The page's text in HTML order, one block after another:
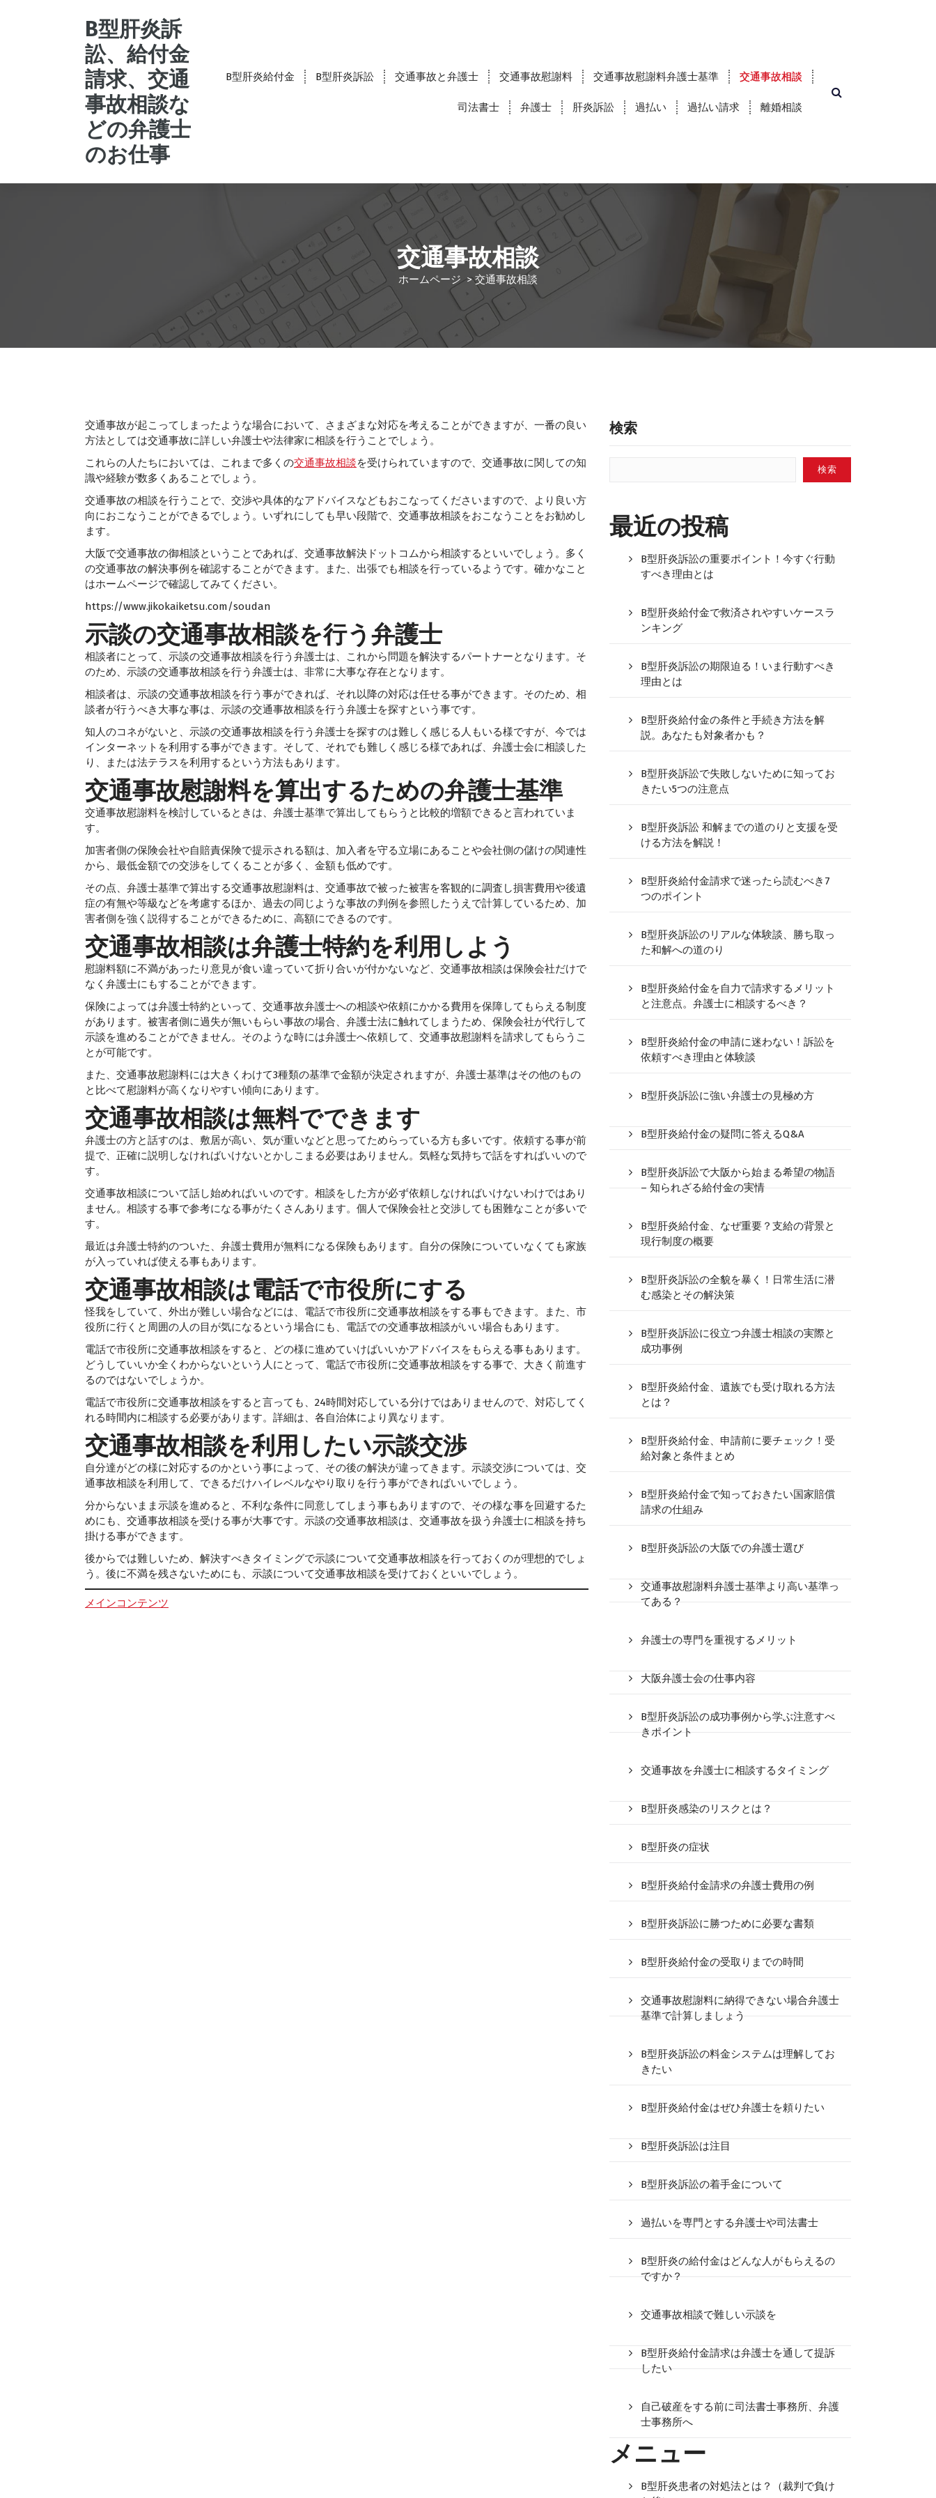
B型肝炎訴
訟、給付金
請求、交通
事故相談な
どの弁護士
のお仕事
B型肝炎給付金 B型肝炎訴訟 交通事故と弁護士 交通事故慰謝料 交通事故慰謝料弁護士基準 交通事故相談
司法書士 弁護士 肝炎訴訟 過払い 過払い請求 離婚相談
交通事故相談
ホームページ>交通事故相談
交通事故が起こってしまったような場合において、さまざまな対応を考えることができますが、一番の良い
方法としては交通事故に詳しい弁護士や法律家に相談を行うことでしょう。
これらの人たちにおいては、これまで多くの交通事故相談を受けられていますので、交通事故に関しての知
識や経験が数多くあることでしょう。
交通事故の相談を行うことで、交渉や具体的なアドバイスなどもおこなってくださいますので、より良い方
向におこなうことができるでしょう。いずれにしても早い段階で、交通事故相談をおこなうことをお勧めし
ます。
大阪で交通事故の御相談ということであれば、交通事故解決ドットコムから相談するといいでしょう。多く
の交通事故の解決事例を確認することができます。また、出張でも相談を行っているようです。確かなこと
はホームページで確認してみてください。
https://www.jikokaiketsu.com/soudan
示談の交通事故相談を行う弁護士
相談者にとって、示談の交通事故相談を行う弁護士は、これから問題を解決するパートナーとなります。そ
のため、示談の交通事故相談を行う弁護士は、非常に大事な存在となります。
相談者は、示談の交通事故相談を行う事ができれば、それ以降の対応は任せる事ができます。そのため、相
談者が行うべき大事な事は、示談の交通事故相談を行う弁護士を探すという事です。
知人のコネがないと、示談の交通事故相談を行う弁護士を探すのは難しく感じる人もいる様ですが、今では
インターネットを利用する事ができます。そして、それでも難しく感じる様であれば、弁護士会に相談した
り、または法テラスを利用するという方法もあります。
交通事故慰謝料を算出するための弁護士基準
交通事故慰謝料を検討しているときは、弁護士基準で算出してもらうと比較的増額できると言われていま
す。
加害者側の保険会社や自賠責保険で提示される額は、加入者を守る立場にあることや会社側の儲けの関連性
から、最低金額での交渉をしてくることが多く、金額も低めです。
その点、弁護士基準で算出する交通事故慰謝料は、交通事故で被った被害を客観的に調査し損害費用や後遺
症の有無や等級などを考慮するほか、過去の同じような事故の判例を参照したうえで計算しているため、加
害者側を強く説得することができるために、高額にできるのです。
交通事故相談は弁護士特約を利用 しよう
慰謝料額に不満があったり意見が食い違っていて折り合いが付かないなど、交通事故相談は保険会社だけで
なく弁護士にもすることができます。
保険によっては弁護士特約といって、交通事故弁護士への相談や依頼にかかる費用を保障してもらえる制度
があります。被害者側に過失が無いもらい事故の場合、弁護士法に触れてしまうため、保険会社が代行して
示談を進めることができません。そのような時には弁護士へ依頼して、交通事故慰謝料を請求してもらうこ
とが可能です。
また、交通事故慰謝料には大きくわけて3種類の基準で金額が決定されますが、弁護士基準はその他のもの
と比べて慰謝料が高くなりやすい傾向にあります。
交通事故相談は無料でできます
弁護士の方と話すのは、敷居が高い、気が重いなどと思ってためらっている方も多いです。依頼する事が前
提で、正確に説明しなければいけないとかしこまる必要はありません。気軽な気持ちで話をすればいいので
す。
交通事故相談について話し始めればいいのです。相談をした方が必ず依頼しなければいけないわけではあり
ません。相談する事で参考になる事がたくさんあります。個人で保険会社と交渉しても困難なことが多いで
す。
最近は弁護士特約のついた、弁護士費用が無料になる保険もあります。自分の保険についていなくても家族
が入っていれば使える事もあります。
交通事故相談は電話で市役所にする
怪我をしていて、外出が難しい場合などには、電話で市役所に交通事故相談をする事もできます。また、市
役所に行くと周囲の人の目が気になるという場合にも、電話での交通事故相談がいい場合もあります。
電話で市役所に交通事故相談をすると、どの様に進めていけばいいかアドバイスをもらえる事もあります。
どうしていいか全くわからないという人にとって、電話で市役所に交通事故相談をする事で、大きく前進す
るのではないでしょうか。
電話で市役所に交通事故相談をすると言っても、24時間対応している分けではありませんので、対応してく
れる時間内に相談する必要があります。詳細は、各自治体により異なります。
交通事故相談を利用したい示談交渉
自分達がどの様に対応するのかという事によって、その後の解決が違ってきます。示談交渉については、交
通事故相談を利用して、できるだけハイレベルなやり取りを行う事ができればいいでしょう。
分からないまま示談を進めると、不利な条件に同意してしまう事もありますので、その様な事を回避するた
めにも、交通事故相談を受ける事が大事です。示談の交通事故相談は、交通事故を扱う弁護士に相談を持ち
掛ける事ができます。
後からでは難しいため、解決すべきタイミングで示談について交通事故相談を行っておくのが理想的でしょ
う。後に不満を残さないためにも、示談について交通事故相談を受けておくといいでしょう。
メインコンテンツ
検索
検索
最近の投稿
B型肝炎訴訟の重要ポイント！今すぐ行動
すべき理由とは
B型肝炎給付金で救済されやすいケースラ
ンキング
B型肝炎訴訟の期限迫る！いま行動すべき
理由とは
B型肝炎給付金の条件と手続き方法を解
説。あなたも対象者かも？
B型肝炎訴訟で失敗しないために知ってお
きたい5つの注意点
B型肝炎訴訟 和解までの道のりと支援を受
ける方法を解説！
B型肝炎給付金請求で迷ったら読むべき7
つのポイント
B型肝炎訴訟のリアルな体験談、勝ち取っ
た和解への道のり
B型肝炎給付金を自力で請求するメリット
と注意点。弁護士に相談するべき？
B型肝炎給付金の申請に迷わない！訴訟を
依頼すべき理由と体験談
B型肝炎訴訟に強い弁護士の見極め方
B型肝炎給付金の疑問に答えるQ&A
B型肝炎訴訟で大阪から始まる希望の物語
– 知られざる給付金の実情
B型肝炎給付金、なぜ重要？支給の背景と
現行制度の概要
B型肝炎訴訟の全貌を暴く！日常生活に潜
む感染とその解決策
B型肝炎訴訟に役立つ弁護士相談の実際と
成功事例
B型肝炎給付金、遺族でも受け取れる方法
とは？
B型肝炎給付金、申請前に要チェック！受
給対象と条件まとめ
B型肝炎給付金で知っておきたい国家賠償
請求の仕組み
B型肝炎訴訟の大阪での弁護士選び
交通事故慰謝料弁護士基準より高い基準っ
てある？
弁護士の専門を重視するメリット
大阪弁護士会の仕事内容
B型肝炎訴訟の成功事例から学ぶ注意すべ
きポイント
交通事故を弁護士に相談するタイミング
B型肝炎感染のリスクとは？
B型肝炎の症状
B型肝炎給付金請求の弁護士費用の例
B型肝炎訴訟に勝つために必要な書類
B型肝炎給付金の受取りまでの時間
交通事故慰謝料に納得できない場合弁護士
基準で計算しましょう
B型肝炎訴訟の料金システムは理解してお
きたい
B型肝炎給付金はぜひ弁護士を頼りたい
B型肝炎訴訟は注目
B型肝炎訴訟の着手金について
過払いを専門とする弁護士や司法書士
B型肝炎の給付金はどんな人がもらえるの
ですか？
交通事故相談で難しい示談を
B型肝炎給付金請求は弁護士を通して提訴
したい
自己破産をする前に司法書士事務所、弁護
士事務所へ
メニュー
B型肝炎患者の対処法とは？（裁判で負け